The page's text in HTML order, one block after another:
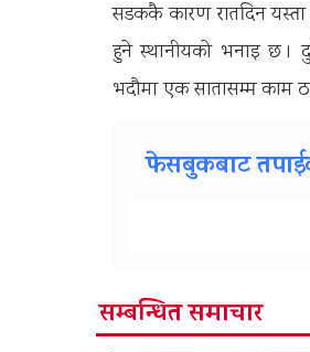
सडककै कारण रातदिन यस्ता
हुने स्थानीयको भनाइ छ ।
भदौमा एक सातासम्म काम
फेसबुकबाट
सम्बन्धित समाचार